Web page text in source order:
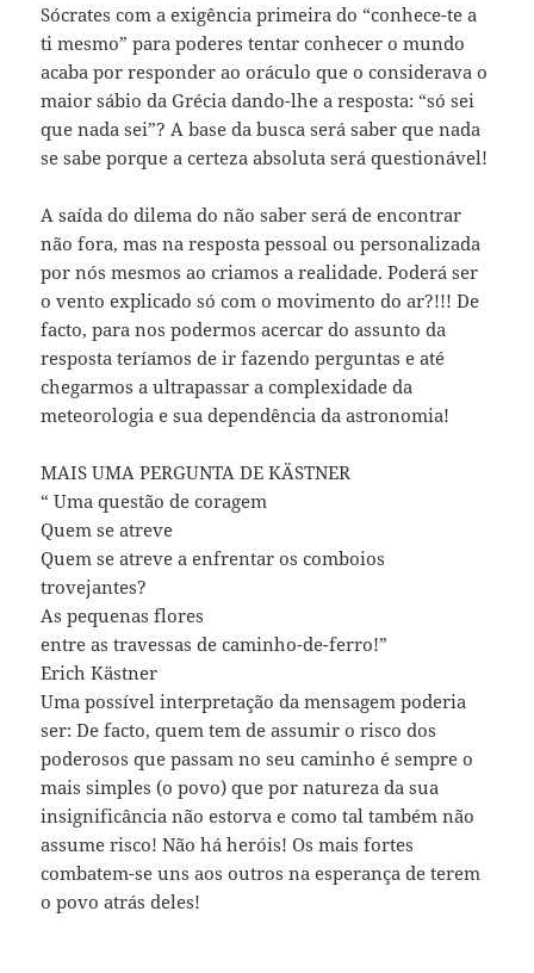
Sócrates com a exigência primeira do “conhece-te a
ti mesmo” para poderes tentar conhecer o mundo
acaba por responder ao oráculo que o considerava o
maior sábio da Grécia dando-lhe a resposta: “só sei
que nada sei”? A base da busca será saber que nada
se sabe porque a certeza absoluta será questionável!
A saída do dilema do não saber será de encontrar
não fora, mas na resposta pessoal ou personalizada
por nós mesmos ao criamos a realidade. Poderá ser
o vento explicado só com o movimento do ar?!!! De
facto, para nos podermos acercar do assunto da
resposta teríamos de ir fazendo perguntas e até
chegarmos a ultrapassar a complexidade da
meteorologia e sua dependência da astronomia!
MAIS UMA PERGUNTA DE KÄSTNER
“ Uma questão de coragem
Quem se atreve
Quem se atreve a enfrentar os comboios
trovejantes?
As pequenas flores
entre as travessas de caminho-de-ferro!”
Erich Kästner
Uma possível interpretação da mensagem poderia
ser: De facto, quem tem de assumir o risco dos
poderosos que passam no seu caminho é sempre o
mais simples (o povo) que por natureza da sua
insignificância não estorva e como tal também não
assume risco! Não há heróis! Os mais fortes
combatem-se uns aos outros na esperança de terem
o povo atrás deles!